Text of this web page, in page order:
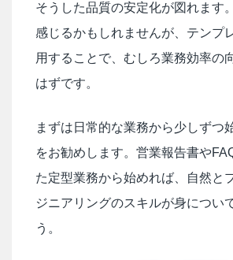
そうした品質の安定化が図れます
感じるかもしれませんが、テンプ
用することで、むしろ業務効率の
はずです。
まずは日常的な業務から少しずつ
をお勧めします。営業報告書や
た定型業務から始めれば、自然と
ジニアリングのスキルが身につい
う。